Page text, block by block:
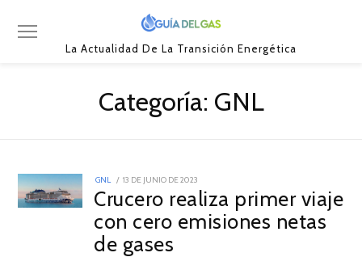
La Actualidad De La Transición Energética
Categoría: GNL
GNL
POSTED
13 DE JUNIO DE 2023
DE
JUNIO
DE
2023
Crucero realiza primer viaje
con cero emisiones netas
de gases